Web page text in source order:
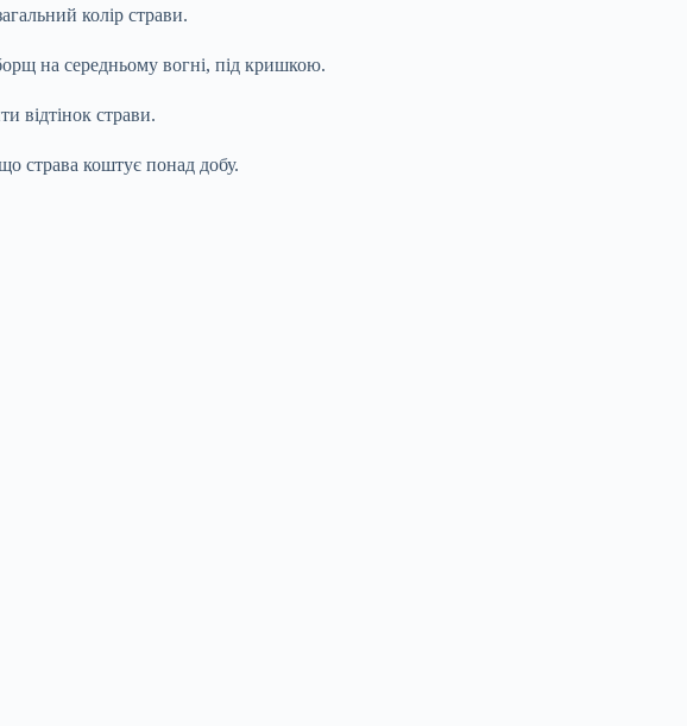
колір страви.
на середньому вогні, під кришкою.
відтінок страви.
страва коштує понад добу.